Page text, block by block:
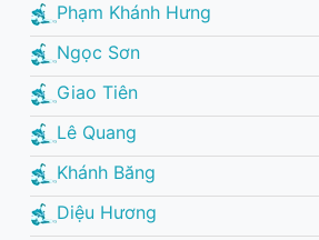
Phạm Khánh Hưng
Ngọc Sơn
Giao Tiên
Lê Quang
Khánh Băng
Diệu Hương